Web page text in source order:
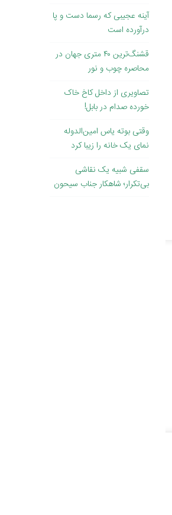
آینه عجیبی که رسما دست و پا
درآورده است
قشنگ‌ترین ۴۰ متری جهان در
محاصره چوب و نور
تصاویری از داخل کاخ خاک
‌خورده صدام در بابل!
وقتی بوته یاس امین‌الدوله
نمای یک خانه را زیبا کرد
سقفی شبیه یک نقاشی
بی‌تکرار؛ شاهکار جناب سیحون